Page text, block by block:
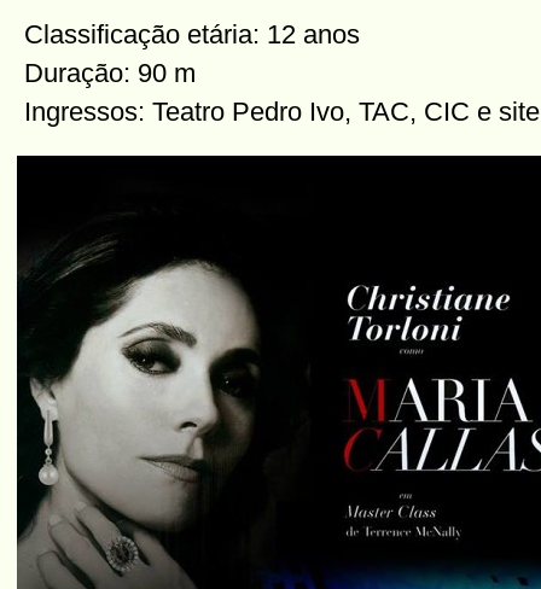
Classificação etária: 12 anos
Duração: 90 m
Ingressos: Teatro Pedro Ivo, TAC, CIC e